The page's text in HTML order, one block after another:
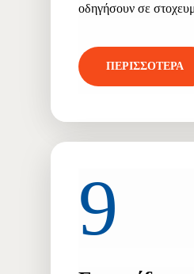
οδηγήσουν σε
ΠΕΡΙΣΣΟΤΕΡΑ
9